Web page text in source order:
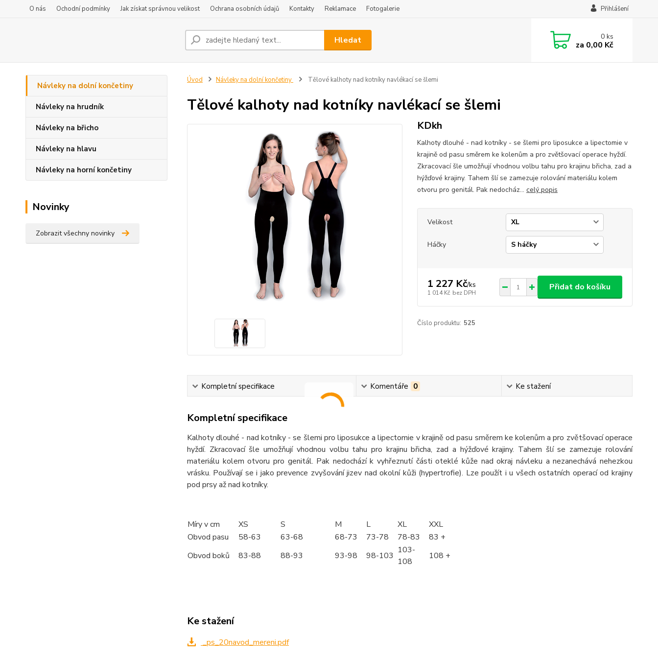
O nás Ochodní podmínky Jak získat správnou velikost Ochrana osobních údajů Kontakty Reklamace Fotogalerie Přihlášení
Hledat 0ks
za 0,00 Kč
Návleky na dolní končetiny
Návleky na hrudník
Návleky na břicho
Návleky na hlavu
Návleky na horní končetiny
Novinky
Zobrazit všechny novinky
Úvod Návleky na dolní končetiny Tělové kalhoty nad kotníky navlékací se šlemi
Tělové kalhoty nad kotníky navlékací se šlemi
KDkh
Kalhoty dlouhé - nad kotníky - se šlemi pro liposukce a lipectomie v
krajině od pasu směrem ke kolenům a pro zvětšovací operace hyždí.
Zkracovací šle umožňují vhodnou volbu tahu pro krajinu břicha, zad a
hýžďové krajiny. Tahem šlí se zamezuje rolování materiálu kolem
otvoru pro genitál. Pak nedocház... celý popis
Velikost
Háčky
1 227 Kč/ks
1 014 Kč bez DPH
Přidat do košíku
Číslo produktu: 525
Kompletní specifikace Komentáře 0 Ke stažení
Kompletní specifikace
Kalhoty dlouhé - nad kotníky - se šlemi pro liposukce a lipectomie v krajině od pasu směrem ke kolenům a pro zvětšovací operace
hyždí. Zkracovací šle umožňují vhodnou volbu tahu pro krajinu břicha, zad a hýžďové krajiny. Tahem šlí se zamezuje rolování
materiálu kolem otvoru pro genitál. Pak nedochází k vyhřeznutí části oteklé kůže nad okraj návleku a nezanechává nehezkou
vrásku. Používají se i jako prevence zvyšování jizev nad okolní kůži (hypertrofie). Lze použít i u všech ostatních operací od krajiny
pod prsy až nad kotníky.
Míry v cm XS S M L XL
XXL
Obvod pasu
58-63 63-68 68-73 73-78 78-83
83 +
Obvod boků
83-88 88-93 93-98 98-103
103-
108
108 +
Ke stažení
_ps_20navod_mereni.pdf